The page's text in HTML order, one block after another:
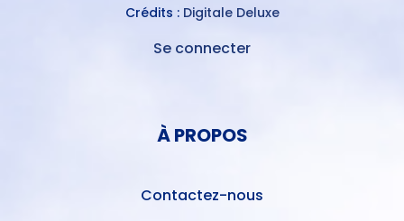
Crédits : Digitale Deluxe
Se connecter
À PROPOS
Contactez-nous